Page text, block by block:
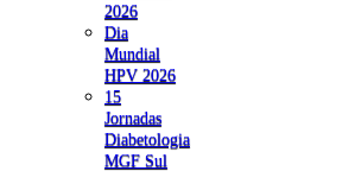
2026
Dia
Mundial
HPV 2026
15
Jornadas
Diabetologia
MGF Sul